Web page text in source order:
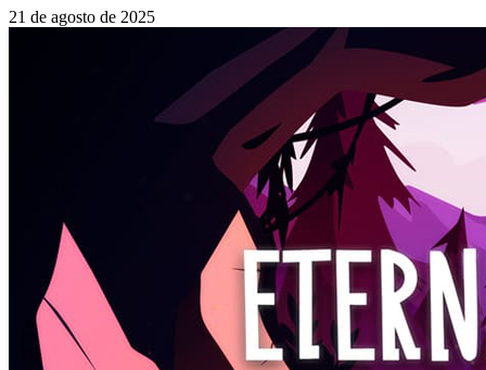
21 de agosto de 2025